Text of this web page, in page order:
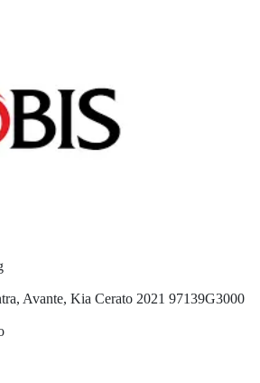
Avante, Kia Cerato 2021 97139G3000